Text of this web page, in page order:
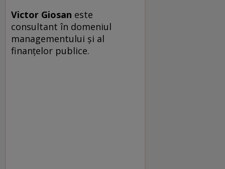
Victor Giosan este
consultant în domeniul
managementului şi al
finanţelor publice.